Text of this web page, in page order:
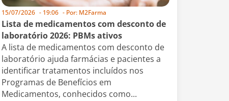
15/07/2026 - 19:06 - Por: M2Farma
Lista de medicamentos com desconto de
laboratório 2026: PBMs ativos
A lista de medicamentos com desconto de
laboratório ajuda farmácias e pacientes a
identificar tratamentos incluídos nos
Programas de Benefícios em
Medicamentos, conhecidos como...